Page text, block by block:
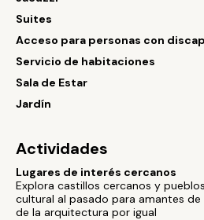
Suites
Acceso para personas con
Servicio de habitaciones
Sala de Estar
Jardín
Actividades
Lugares de interés cercanos
Explora castillos cercanos y
cultural al pasado para amantes
de la arquitectura por igual